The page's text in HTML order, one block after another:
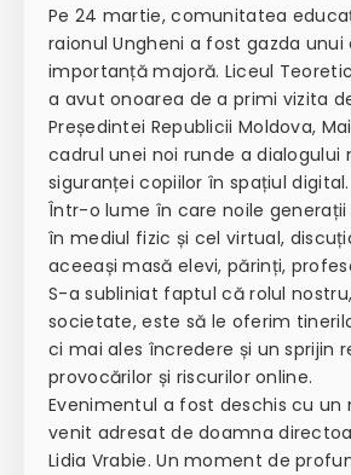
Pe 24 martie, comunitatea
raionul Ungheni a fost gazda
importanță majoră. Liceul
a avut onoarea de a primi vizita
Președintei Republicii Moldova,
cadrul unei noi runde a dialogului
siguranței copiilor în spațiul digital.
Într-o lume în care noile
în mediul fizic și cel virtual,
aceeași masă elevi, părinți,
S-a subliniat faptul că rolul
societate, este să le oferim
ci mai ales încredere și un sprijin
provocărilor și riscurilor online.
Evenimentul a fost deschis cu un
venit adresat de doamna
Lidia Vrabie. Un moment de